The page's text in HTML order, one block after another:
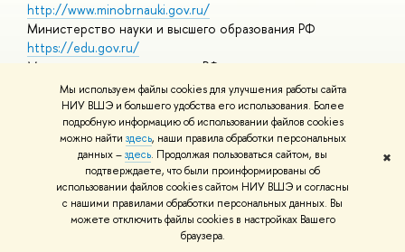
Мы используем файлы cookies для улучшения работы сайта
НИУ ВШЭ и большего удобства его использования. Более
подробную информацию об использовании файлов cookies
можно найти здесь, наши правила обработки персональных
данных –здесь. Продолжая пользоваться сайтом, вы
подтверждаете, что были проинформированы об
использовании файлов cookies сайтом НИУ ВШЭ и согласны
с нашими правилами обработки персональных данных. Вы
можете отключить файлы cookies в настройках Вашего
браузера.
✖
http://www.minobrnauki.gov.ru/
Министерство науки и высшего образования РФ
https://edu.gov.ru/
Министерство просвещения РФ
https://elearning.hse.ru/mooc
Массовые открытые онлайн-курсы
© НИУ ВШЭ 1993–2026 Адреса и контактыУсловия
использования материалов Политика конфиденциальности
Шрифты HSE Sans и HSE Slab разработаны вШколе дизайна НИУ